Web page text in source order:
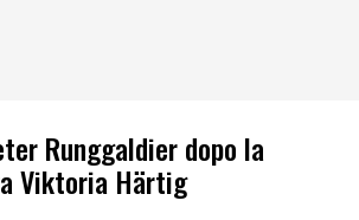
Runggaldier dopo la
Viktoria Härtig